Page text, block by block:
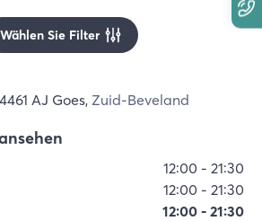
Wählen Sie Filter
AJ Goes, Zuid-Beveland
12:00 - 21:30
12:00 - 21:30
12:00 - 21:30